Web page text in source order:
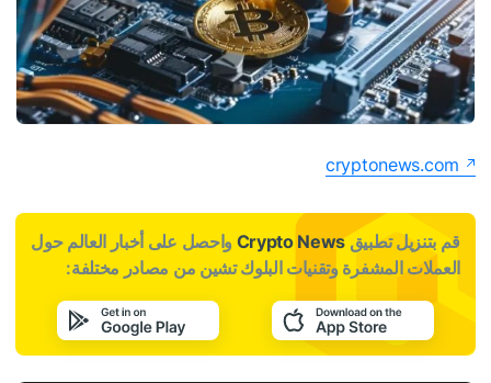
cryptonews.com
قم بتنزيل تطبيقCrypto News واحصل على أخبار العالم حول
العملات المشفرة وتقنيات البلوك تشين من مصادر مختلفة: